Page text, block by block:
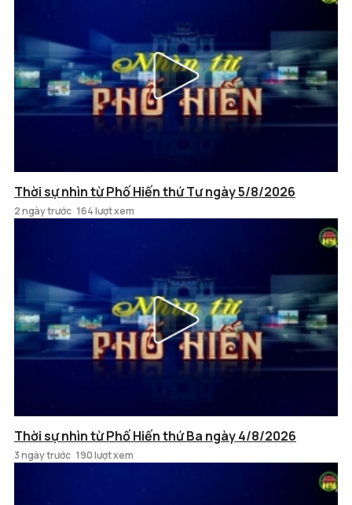
Thời sự nhìn từ Phố Hiến thứ Tư ngày 5/8/2026
2 ngày trước 164 lượt xem
Thời sự nhìn từ Phố Hiến thứ Ba ngày 4/8/2026
3 ngày trước 190 lượt xem